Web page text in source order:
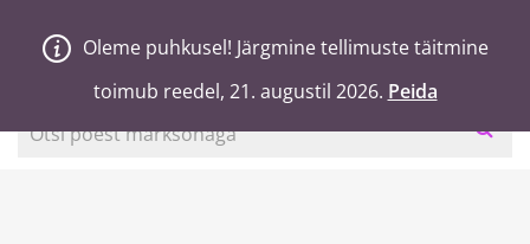
Vanaja Hea
Otsi poest märksõnaga
Ostukorv
Oleme puhkusel! Järgmine tellimuste täitmine
toimub reedel, 21. augustil 2026. Peida
Oleme puhkusel! Järgmine tellimuste täitmine
toimub reedel, 21. augustil 2026. Peida